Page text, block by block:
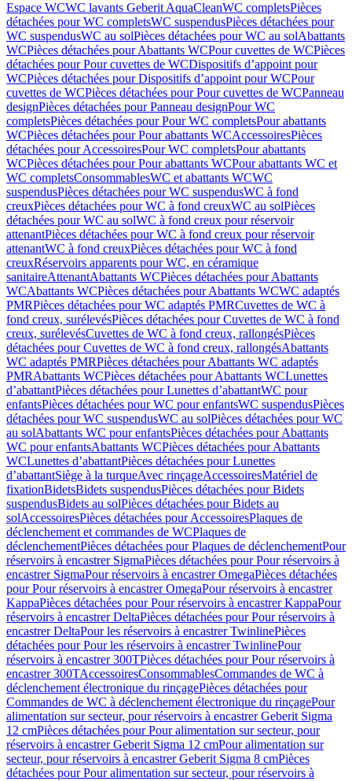
Espace WCWC lavants Geberit AquaCleanWC completsPièces
détachées pour WC completsWC suspendusPièces détachées pour
WC suspendusWC au solPièces détachées pour WC au solAbattants
WCPièces détachées pour Abattants WCPour cuvettes de WCPièces
détachées pour Pour cuvettes de WCDispositifs d’appoint pour
WCPièces détachées pour Dispositifs d’appoint pour WCPour
cuvettes de WCPièces détachées pour Pour cuvettes de WCPanneau
designPièces détachées pour Panneau designPour WC
completsPièces détachées pour Pour WC completsPour abattants
WCPièces détachées pour Pour abattants WCAccessoiresPièces
détachées pour AccessoiresPour WC completsPour abattants
WCPièces détachées pour Pour abattants WCPour abattants WC et
WC completsConsommablesWC et abattants WCWC
suspendusPièces détachées pour WC suspendusWC à fond
creuxPièces détachées pour WC à fond creuxWC au solPièces
détachées pour WC au solWC à fond creux pour réservoir
attenantPièces détachées pour WC à fond creux pour réservoir
attenantWC à fond creuxPièces détachées pour WC à fond
creuxRéservoirs apparents pour WC, en céramique
sanitaireAttenantAbattants WCPièces détachées pour Abattants
WCAbattants WCPièces détachées pour Abattants WCWC adaptés
PMRPièces détachées pour WC adaptés PMRCuvettes de WC à
fond creux, surélevésPièces détachées pour Cuvettes de WC à fond
creux, surélevésCuvettes de WC à fond creux, rallongésPièces
détachées pour Cuvettes de WC à fond creux, rallongésAbattants
WC adaptés PMRPièces détachées pour Abattants WC adaptés
PMRAbattants WCPièces détachées pour Abattants WCLunettes
d’abattantPièces détachées pour Lunettes d’abattantWC pour
enfantsPièces détachées pour WC pour enfantsWC suspendusPièces
détachées pour WC suspendusWC au solPièces détachées pour WC
au solAbattants WC pour enfantsPièces détachées pour Abattants
WC pour enfantsAbattants WCPièces détachées pour Abattants
WCLunettes d’abattantPièces détachées pour Lunettes
d’abattantSiège à la turqueAvec rinçageAccessoiresMatériel de
fixationBidetsBidets suspendusPièces détachées pour Bidets
suspendusBidets au solPièces détachées pour Bidets au
solAccessoiresPièces détachées pour AccessoiresPlaques de
déclenchement et commandes de WCPlaques de
déclenchementPièces détachées pour Plaques de déclenchementPour
réservoirs à encastrer SigmaPièces détachées pour Pour réservoirs à
encastrer SigmaPour réservoirs à encastrer OmegaPièces détachées
pour Pour réservoirs à encastrer OmegaPour réservoirs à encastrer
KappaPièces détachées pour Pour réservoirs à encastrer KappaPour
réservoirs à encastrer DeltaPièces détachées pour Pour réservoirs à
encastrer DeltaPour les réservoirs à encastrer TwinlinePièces
détachées pour Pour les réservoirs à encastrer TwinlinePour
réservoirs à encastrer 300TPièces détachées pour Pour réservoirs à
encastrer 300TAccessoiresConsommablesCommandes de WC à
déclenchement électronique du rinçagePièces détachées pour
Commandes de WC à déclenchement électronique du rinçagePour
alimentation sur secteur, pour réservoirs à encastrer Geberit Sigma
12 cmPièces détachées pour Pour alimentation sur secteur, pour
réservoirs à encastrer Geberit Sigma 12 cmPour alimentation sur
secteur, pour réservoirs à encastrer Geberit Sigma 8 cmPièces
détachées pour Pour alimentation sur secteur, pour réservoirs à